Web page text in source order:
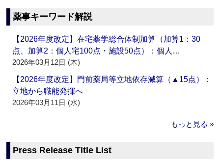
薬事キーワード解説
【2026年度改定】在宅薬学総合体制加算（加算1：30
点、加算2：個人宅100点・施設50点）：個人…
2026年03月12日 (木)
【2026年度改定】門前薬局等立地依存減算（▲15点）：
立地から職能発揮へ
2026年03月11日 (水)
もっと見る »
Press Release Title List